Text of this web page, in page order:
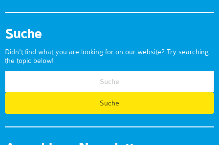
Suche
Didn't find what you are looking for on our website? Try searching
the topic below!